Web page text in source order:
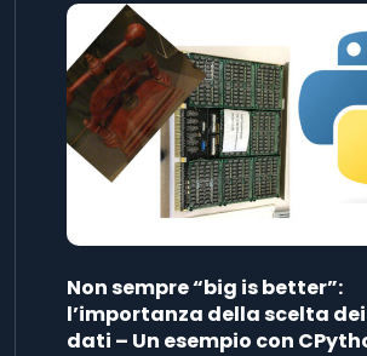
Non sempre “big is better”:
l’importanza della scelta
dati – Un esempio con